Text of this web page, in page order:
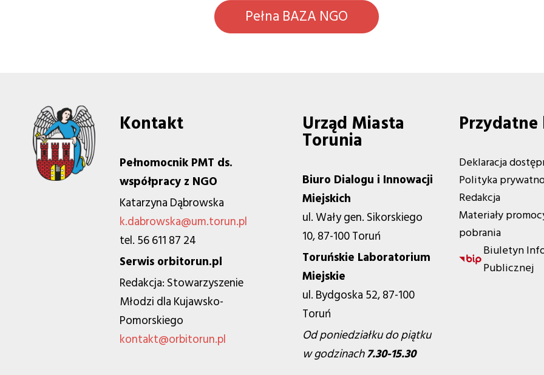
Pełna BAZA NGO
Kontakt
Pełnomocnik PMT ds.
współpracy z NGO
Katarzyna Dąbrowska
k.dabrowska@um.torun.pl
tel. 56 611 87 24
Serwis orbitorun.pl
Redakcja: Stowarzyszenie
Młodzi dla Kujawsko-
Pomorskiego
kontakt@orbitorun.pl
Urząd Miasta
Torunia
Biuro Dialogu i Innowacji
Miejskich
ul. Wały gen. Sikorskiego
10, 87-100 Toruń
Toruńskie Laboratorium
Miejskie
ul. Bydgoska 52, 87-100
Toruń
Od poniedziałku do piątku
w godzinach7.30-15.30
Deklaracja
Polityka
Redakcja
Materiały
pobrania
Biuletyn
Publicznej